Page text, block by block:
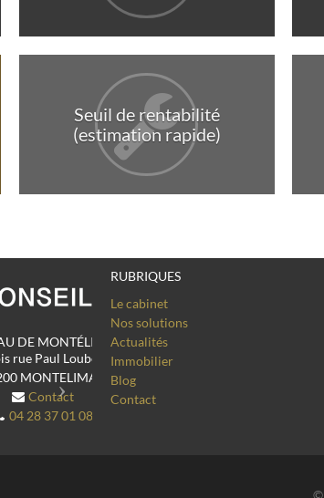
Seuil de rentabilité
(estimation rapide)
Next
RUBRIQUES
Le cabinet
Nos solutions
Actualités
Immobilier
Blog
Contact